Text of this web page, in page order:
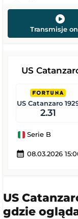
Transmisje
US
US Catanzaro
2.31
Serie B
calendar_month 08.03.2026
US
gdzie